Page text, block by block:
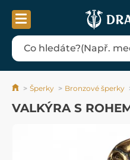
Šperky Bronzové šperky
VALKÝRA S